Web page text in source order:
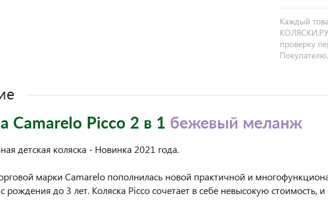
Каждый
проверку
Camarelo Picco 2 в 1 бежевый меланж
детская коляска - Новинка 2021 года.
марки Camarelo пополнилась новой практичной и
рождения до 3 лет. Коляска Picco сочетает в себе невысокую стоимость, и